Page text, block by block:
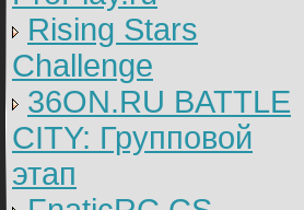
Rising Stars
Challenge
36ON.RU BATTLE
CITY: Групповой
этап